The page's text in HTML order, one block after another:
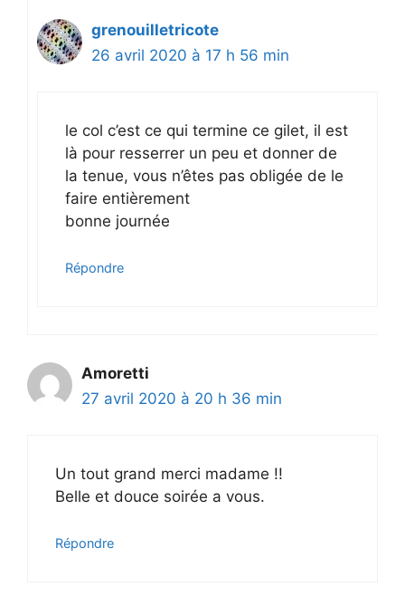
grenouilletricote
26 avril 2020 à 17 h 56 min
le col c’est ce qui termine ce gilet, il est
là pour resserrer un peu et donner de
la tenue, vous n’êtes pas obligée de le
faire entièrement
bonne journée
Répondre
Amoretti
27 avril 2020 à 20 h 36 min
Un tout grand merci madame !!
Belle et douce soirée a vous.
Répondre